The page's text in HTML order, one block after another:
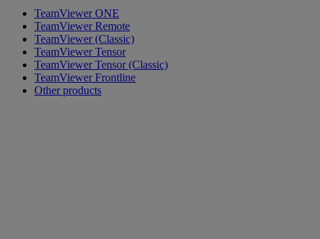
TeamViewer ONE
TeamViewer Remote
TeamViewer (Classic)
TeamViewer Tensor
TeamViewer Tensor (Classic)
TeamViewer Frontline
Other products